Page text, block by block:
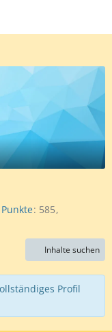
Punkte 585
Inhalte suchen
Profil